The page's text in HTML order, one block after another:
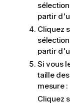
partir
Cliquez
partir
Si vous
taille
mesure :
Cliquez